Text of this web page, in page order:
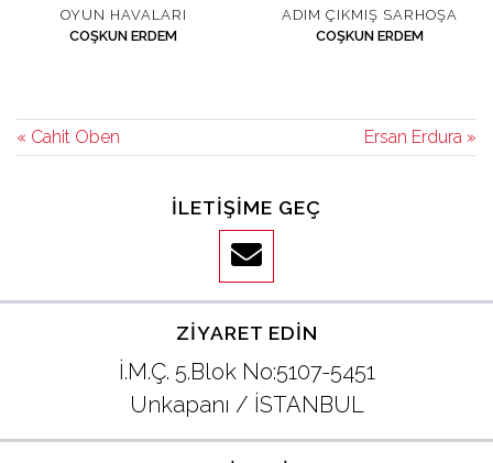
OYUN HAVALARI
COŞKUN ERDEM
ADIM ÇIKMIŞ SARHOŞA
COŞKUN ERDEM
« Cahit Oben Ersan Erdura »
İLETIŞIME GEÇ
ZIYARET EDIN
İ.M.Ç. 5.Blok No:5107-5451
Unkapanı / İSTANBUL